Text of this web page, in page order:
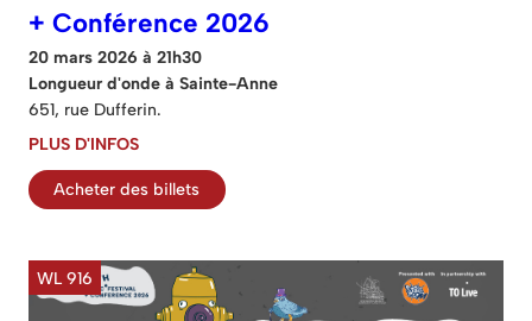
+ Conférence 2026
20 mars 2026 à 21h30
Longueur d'onde à Sainte-Anne
651, rue Dufferin.
PLUS D'INFOS
Acheter des billets
WL 916